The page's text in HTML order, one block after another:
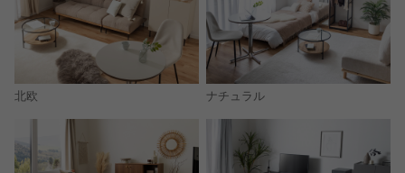
北欧 ナチュラル